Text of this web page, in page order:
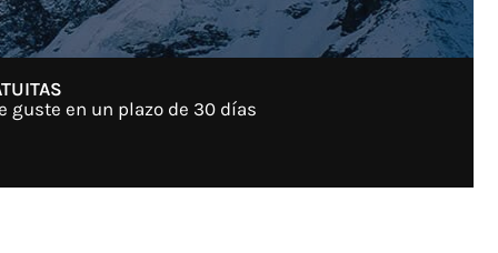
guste en un plazo de 30 días